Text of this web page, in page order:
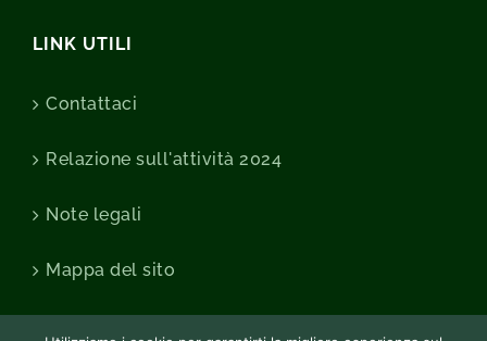
LINK UTILI
Contattaci
Relazione sull'attività 2024
Note legali
Mappa del sito